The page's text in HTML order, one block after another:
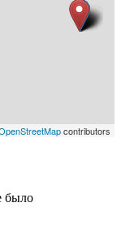
contributors
было